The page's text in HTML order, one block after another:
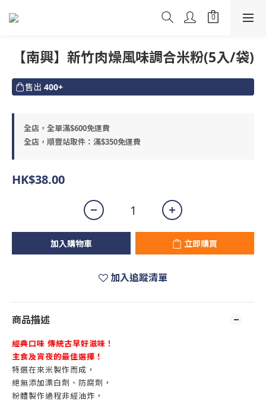
【南興】新竹肉燥風味調合米粉(5入/袋)
售出 400+
全店，全單滿$600免運費
全店，順豐站取件：滿$350免運費
HK$38.00
加入購物車 立即購買
加入追蹤清單
商品描述
經典口味 傳統古早好滋味！
主食及宵夜的最佳選擇！
特選在來米製作而成，
絕無添加漂白劑、防腐劑，
粉體製作過程非經油炸，